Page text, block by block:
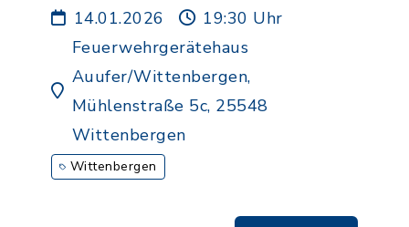
14.01.2026
19:30 Uhr
Feuerwehrgerätehaus
Auufer/Wittenbergen,
Mühlenstraße 5c, 25548
Wittenbergen
Wittenbergen